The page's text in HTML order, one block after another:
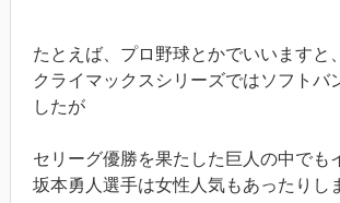
たとえば、プロ野球とかでいいますと、
クライマックスシリーズではソフトバ
したが
セリーグ優勝を果たした巨人の中でも
坂本勇人選手は女性人気もあったり